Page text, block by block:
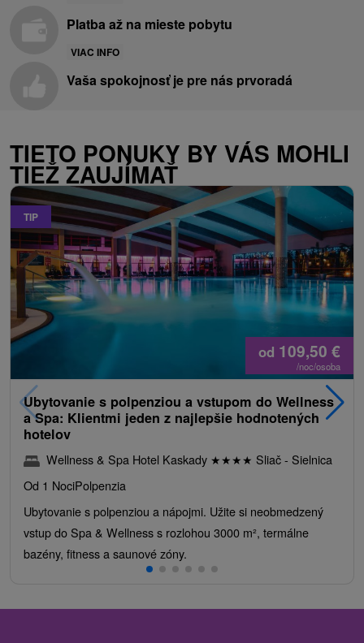
Platba až na mieste pobytu
VIAC INFO
Vaša spokojnosť je pre nás prvoradá
TIETO PONUKY BY VÁS MOHLI
TIEŽ ZAUJÍMAŤ
TIP
od 109,50 €
/noc/osoba
Ubytovanie s polpenziou a vstupom do Wellness
a Spa: Klientmi jeden z najlepšie hodnotených
hotelov
Wellness & Spa Hotel Kaskady ★★★★ Sliač - Sielnica
Od 1 NociPolpenzia
Ubytovanie s polpenziou a nápojmi. Užite si neobmedzený
vstup do Spa & Wellness s rozlohou 3000 m², termálne
bazény, fitness a saunové zóny.